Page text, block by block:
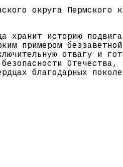
округа
хранит историю
примером
отвагу и
благодарных